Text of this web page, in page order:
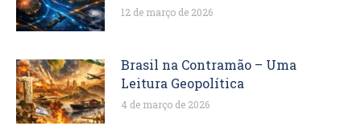
12 de março de 2026
Brasil na Contramão – Uma
Leitura Geopolítica
4 de março de 2026